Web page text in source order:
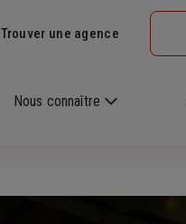
Trouver une agence
Nous connaître